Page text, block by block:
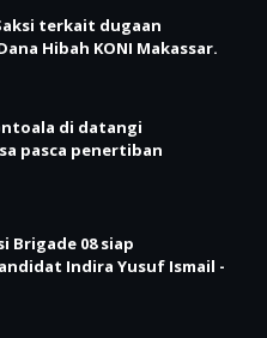
terkait dugaan
Hibah KONI Makassar.
di datangi
pasca penertiban
Brigade 08 siap
Indira Yusuf Ismail -